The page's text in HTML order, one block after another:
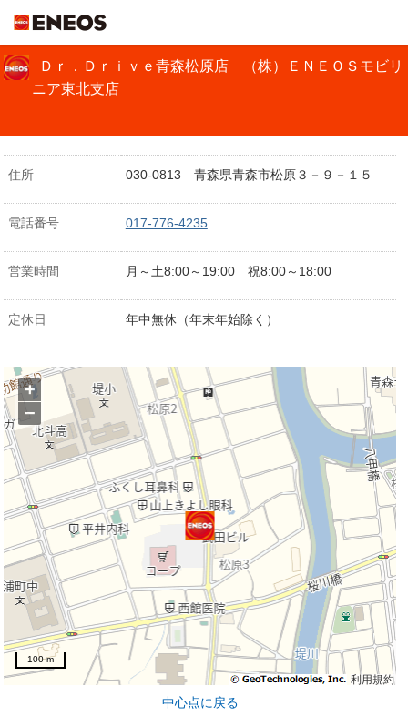
Ｄｒ．Ｄｒｉｖｅ青森松原店 （株）ＥＮＥＯＳモビリ
ニア東北支店
住所 030-0813 青森県青森市松原３－９－１５
電話番号 017-776-4235
営業時間 月～土8:00～19:00 祝8:00～18:00
定休日 年中無休（年末年始除く）
利用規約
+
−
100 m
中心点に戻る